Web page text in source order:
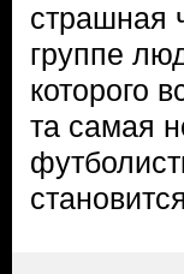
страшная
группе
которого
та самая